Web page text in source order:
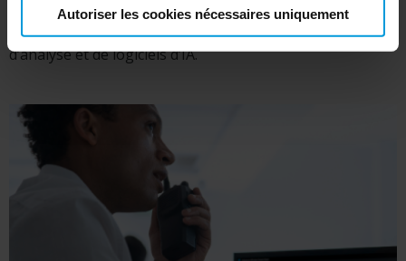
Autoriser les cookies nécessaires uniquement
mondial de partenaires technologiques de Milestone, qui
comprend les derniers changements en matière
d’analyse et de logiciels d’IA.